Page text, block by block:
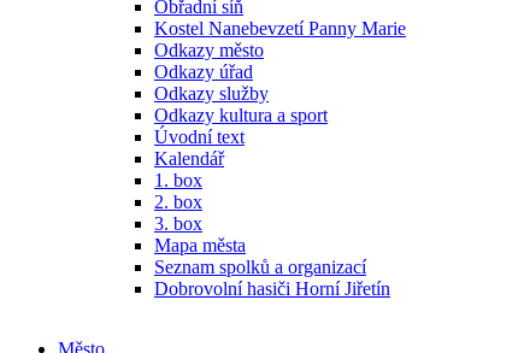
Obřadní síň
Kostel Nanebevzetí Panny Marie
Odkazy město
Odkazy úřad
Odkazy služby
Odkazy kultura a sport
Úvodní text
Kalendář
1. box
2. box
3. box
Mapa města
Seznam spolků a organizací
Dobrovolní hasiči Horní Jiřetín
Město